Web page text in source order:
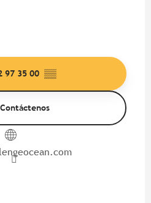
97 35 00 ▒▒
Contáctenos